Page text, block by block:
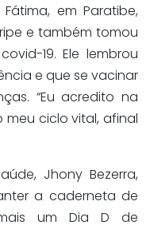
em Paratibe,
e também tomou
19. Ele lembrou
e que se vacinar
“Eu acredito na
ciclo vital, afinal
Jhony Bezerra,
a caderneta de
um Dia D de